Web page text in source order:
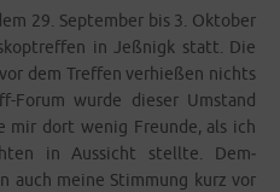
29. Sep­tem­ber bis 3. Okto­ber
in Jeß­nigk statt. Die
dem Tref­fen ver­hie­ßen nichts
Forum wur­de die­ser Umstand
mir dort wenig Freun­de, als ich
in Aus­sicht stell­te. Dem­
auch mei­ne Stim­mung kurz vor